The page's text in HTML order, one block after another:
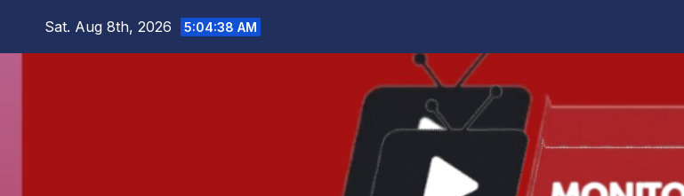
Sat. Aug 8th, 2026 5:04:38 AM